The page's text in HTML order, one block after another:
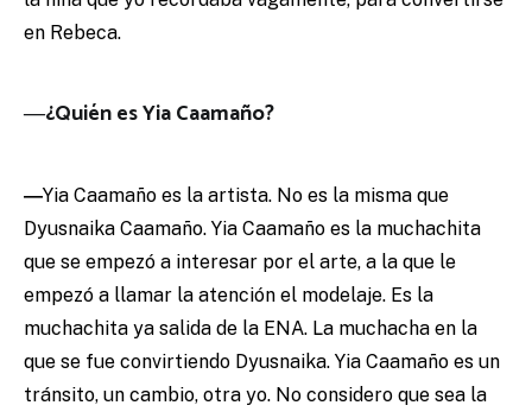
en Rebeca.
―¿Quién es Yia Caamaño?
―Yia Caamaño es la artista. No es la misma que
Dyusnaika Caamaño. Yia Caamaño es la muchachita
que se empezó a interesar por el arte, a la que le
empezó a llamar la atención el modelaje. Es la
muchachita ya salida de la ENA. La muchacha en la
que se fue convirtiendo Dyusnaika. Yia Caamaño es un
tránsito, un cambio, otra yo. No considero que sea la